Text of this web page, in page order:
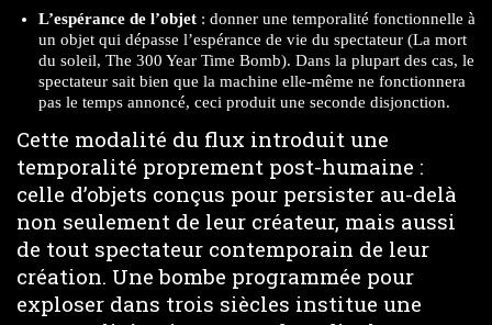
L’espérance de l’objet : donner une temporalité fonctionnelle à
un objet qui dépasse l’espérance de vie du spectateur (La mort
du soleil, The 300 Year Time Bomb). Dans la plupart des cas, le
spectateur sait bien que la machine elle-même ne fonctionnera
pas le temps annoncé, ceci produit une seconde disjonction.
Cette modalité du flux introduit une
temporalité proprement post-humaine :
celle d’objets conçus pour persister au-delà
non seulement de leur créateur, mais aussi
de tout spectateur contemporain de leur
création. Une bombe programmée pour
exploser dans trois siècles institue une